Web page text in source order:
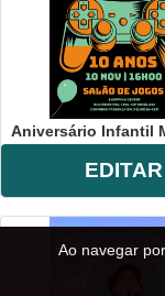
Aniversário Infantil
EDITAR
Ao navegar